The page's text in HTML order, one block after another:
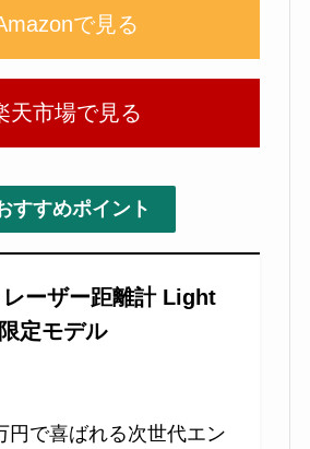
で見る
天市場で見る
すすめポイント
ーザー距離計 Light
定モデル
円で喜ばれる次世代エン